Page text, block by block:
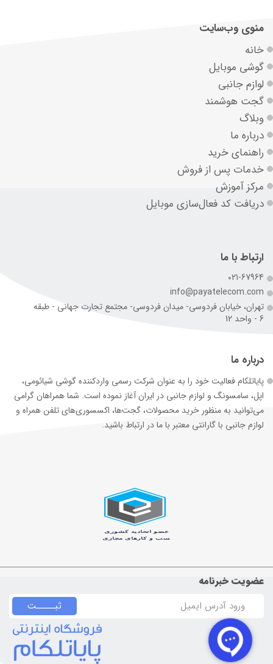
منوی وب‌سایت
خانه
گوشی موبایل
لوازم جانبی
گجت هوشمند
وبلاگ
درباره ما
راهنمای خرید
خدمات پس از فروش
مرکز آموزش
دریافت کد فعال‌سازی موبایل
ارتباط با ما
021-67964
info@payatelecom.com
تهران، خیابان فردوسی- میدان فردوسی- مجتمع تجارت جهانی - طبقه
6 - واحد 12
درباره ما
پایاتلکام فعالیت خود را به عنوان شرکت رسمی وارد‌کننده گوشی شیائومی،
اپل، سامسونگ و لوازم جانبی در ایران آغاز نموده است. شما همراهان گرامی
می‌توانید به منظور خرید محصولات، گجت‌ها، اکسسوری‌های تلفن همراه و
لوازم جانبی با گارانتی معتبر با ما در ارتباط باشید.
عضویت خبرنامه
ثبـــــت